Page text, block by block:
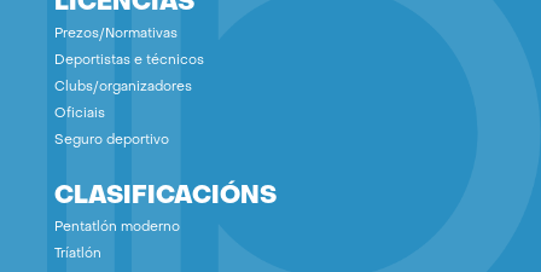
Prezos/Normativas
Deportistas e técnicos
Clubs/organizadores
Oficiais
Seguro deportivo
CLASIFICACIÓNS
Pentatlón moderno
Tríatlón